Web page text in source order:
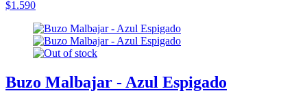
$1.590
Buzo Malbajar - Azul Espigado